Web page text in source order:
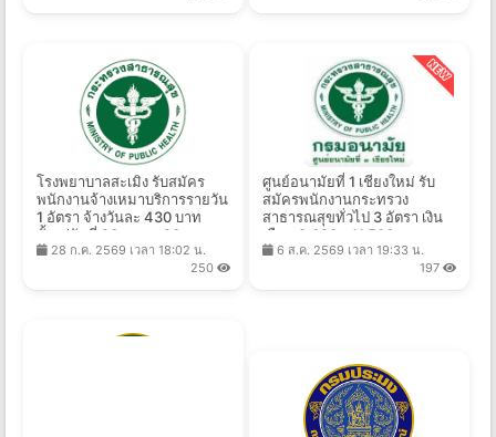
โรงพยาบาลสะเมิง รับสมัคร
พนักงานจ้างเหมาบริการรายวัน
1 อัตรา จ้างวันละ 430 บาท
ตั้งแต่วันที่ 23 ก.ค. - 20 ส.ค.
256928 ก.ค. 2569 เวลา 18:02 น.
250
ศูนย์อนามัยที่ 1 เชียงใหม่ รับ
สมัครพนักงานกระทรวง
สาธารณสุขทั่วไป 3 อัตรา เงิน
เดือน 8,690 - 11,500 บาท
ตั้งแต่วันที่ 10 - 21 ส.ค. 2569
6 ส.ค. 2569 เวลา 19:33 น.
197